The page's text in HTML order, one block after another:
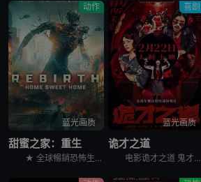
动作
蓝光画质
甜蜜之家：重生
★ 全球暢銷恐怖生存電玩改編首搬大銀幕！ &nbsp; &nbsp; &nbsp; &nbsp; &nbsp; &nbsp; &nbsp; &nbsp; &nbsp; &nbsp; &nbsp;
喜剧
蓝光画质
诡才之道
电影诡才之道 鬼才之道讲述的是：所有人都只关心闹鬼吓不吓人，却没人关心鬼闹得累不累。在著名闹鬼圣地“旺来温泉大饭店”414号房里，过气女鬼天后「凯萨琳」（张榕容 饰）和三流阴间经纪人「Makoto